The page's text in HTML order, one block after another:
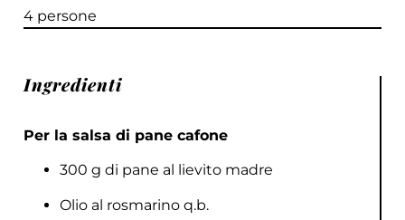
4 persone
Ingredienti
Per la salsa di pane cafone
300 g di pane al lievito madre
Olio al rosmarino q.b.